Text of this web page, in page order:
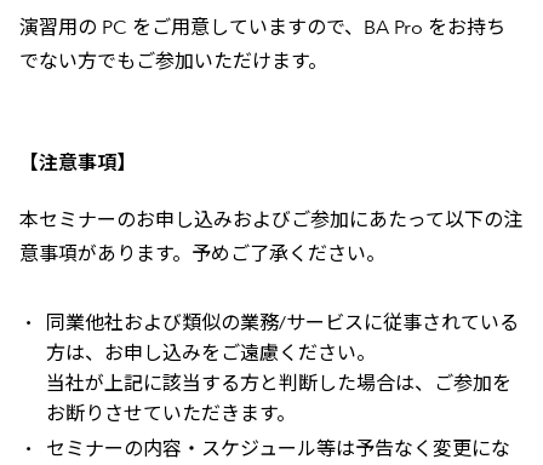
演習用の PC をご用意していますので、BA Pro をお持ち
でない方でもご参加いただけます。
【注意事項】
本セミナーのお申し込みおよびご参加にあたって以下の注
意事項があります。予めご了承ください。
同業他社および類似の業務/サービスに従事されている
方は、お申し込みをご遠慮ください。
当社が上記に該当する方と判断した場合は、ご参加を
お断りさせていただきます。
セミナーの内容・スケジュール等は予告なく変更にな